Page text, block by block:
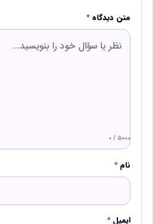
متن دیدگاه*
۰ / ۵۰۰۰
نام*
ایمیل*